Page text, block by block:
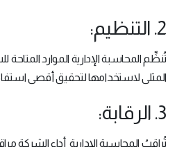
2. التنظيم:
تُنظِّم المحاسبة الإدارية الموارد
المثلى لاستخدامها لتحقيق أقصى
3. الرقابة:
تُراقِبُ المحاسبة الإدارية أداء الشركة